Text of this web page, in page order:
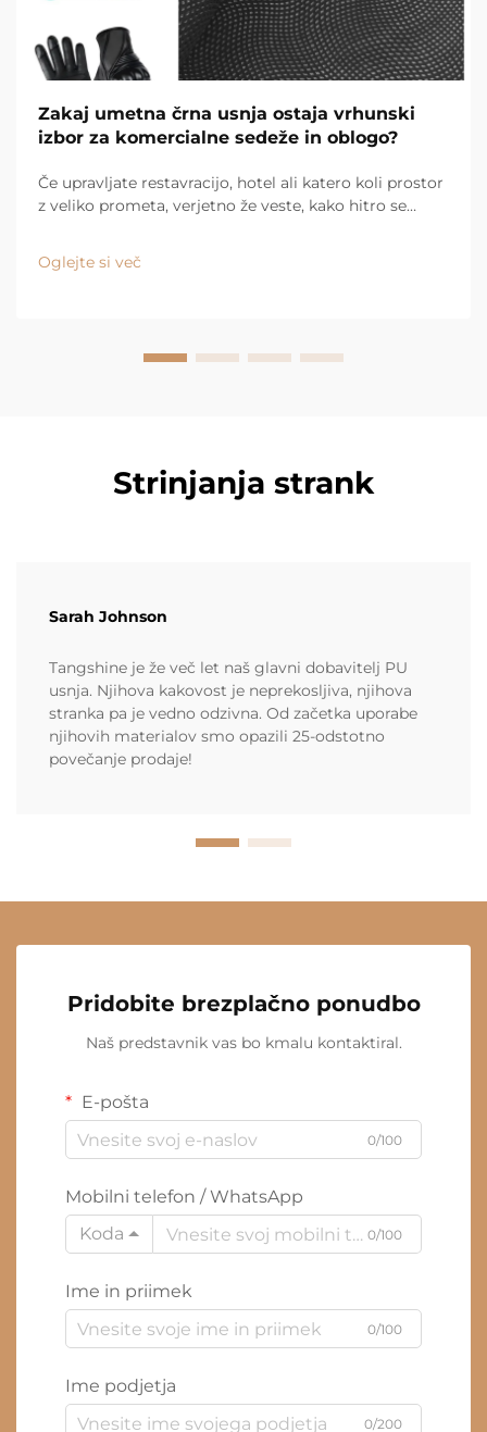
Zakaj umetna črna usnja ostaja vrhunski
izbor za komercialne sedeže in oblogo?
Če upravljate restavracijo, hotel ali katero koli prostor
z veliko prometa, verjetno že veste, kako hitro se
vstopajo in izstopajo iz kabinki. Stoli se premikajo in
držijo ob mize. V ...
Oglejte si več
Strinjanja strank
Sarah Johnson
Tangshine je že več let naš glavni dobavitelj PU
usnja. Njihova kakovost je neprekosljiva, njihova
stranka pa je vedno odzivna. Od začetka uporabe
njihovih materialov smo opazili 25-odstotno
povečanje prodaje!
Pridobite brezplačno ponudbo
Naš predstavnik vas bo kmalu kontaktiral.
E-pošta
0/100
Mobilni telefon / WhatsApp
Koda
0/100
Ime in priimek
0/100
Ime podjetja
0/200